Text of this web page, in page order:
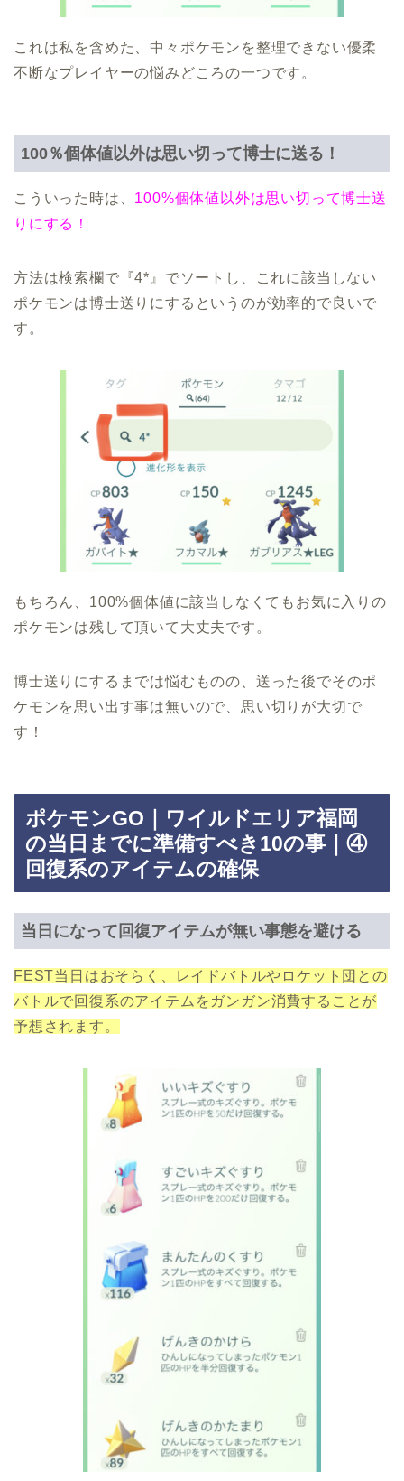
これは私を含めた、中々ポケモンを整理できない優柔
不断なプレイヤーの悩みどころの一つです。
100％個体値以外は思い切って博士に送る！
こういった時は、 100%個体値以外は思い切って博士送
りにする！
方法は検索欄で『4*』でソートし、これに該当しない
ポケモンは博士送りにするというのが効率的で良いで
す。
もちろん、100%個体値に該当しなくてもお気に入りの
ポケモンは残して頂いて大丈夫です。
博士送りにするまでは悩むものの、送った後でそのポ
ケモンを思い出す事は無いので、思い切りが大切で
す！
ポケモンGO｜ワイルドエリア福岡
の当日までに準備すべき10の事｜④
回復系のアイテムの確保
当日になって回復アイテムが無い事態を避ける
FEST当日はおそらく、レイドバトルやロケット団との
バトルで回復系のアイテムをガンガン消費することが
予想されます。